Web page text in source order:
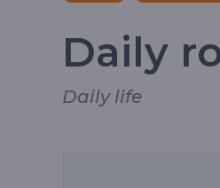
Daily
Daily life